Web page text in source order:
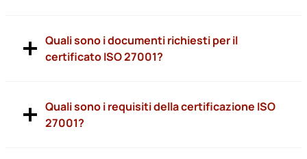
Quali sono i documenti richiesti per il
certificato ISO 27001?
Quali sono i requisiti della certificazione ISO
27001?